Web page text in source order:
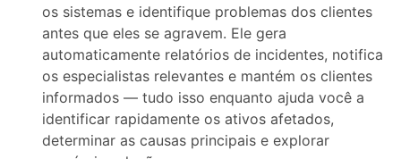
os sistemas e identifique problemas dos clientes
antes que eles se agravem. Ele gera
automaticamente relatórios de incidentes, notifica
os especialistas relevantes e mantém os clientes
informados — tudo isso enquanto ajuda você a
identificar rapidamente os ativos afetados,
determinar as causas principais e explorar